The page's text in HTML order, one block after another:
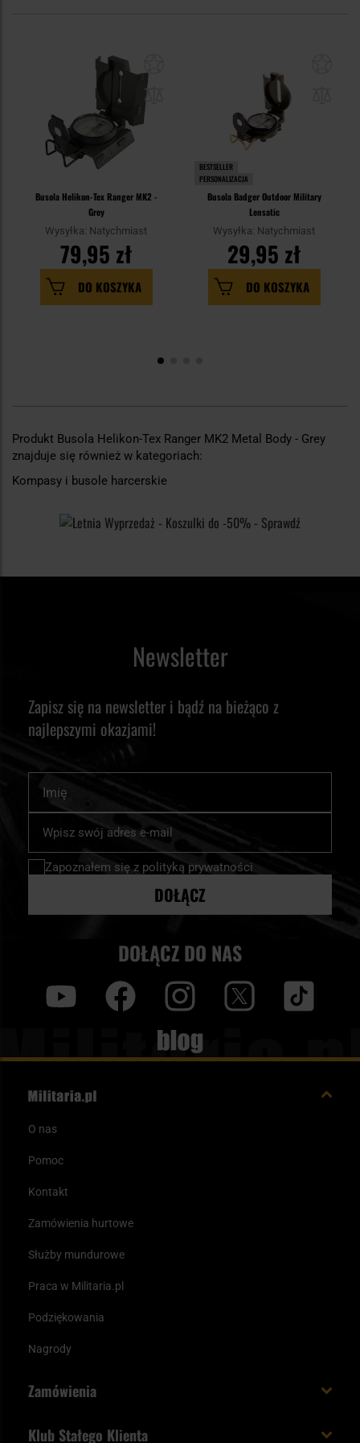
Busola Helikon-Tex Ranger MK2 -
Grey
Wysyłka: Natychmiast
79,95 zł
DO KOSZYKA
BESTSELLER
PERSONALIZACJA
Busola Badger Outdoor Military
Lensatic
Wysyłka: Natychmiast
29,95 zł
DO KOSZYKA
Produkt Busola Helikon-Tex Ranger MK2 Metal Body - Grey
znajduje się również w kategoriach:
Kompasy i busole harcerskie
Newsletter
Zapisz się na newsletter i bądź na bieżąco z
najlepszymi okazjami!
nasz
newsletter:
Zapoznałem się z polityką prywatności
DOŁĄCZ
DOŁĄCZ DO NAS
Blog
O nas
Pomoc
Kontakt
Zamówienia hurtowe
Służby mundurowe
Praca w Militaria.pl
Podziękowania
Nagrody
Zamówienia
Klub Stałego Klienta